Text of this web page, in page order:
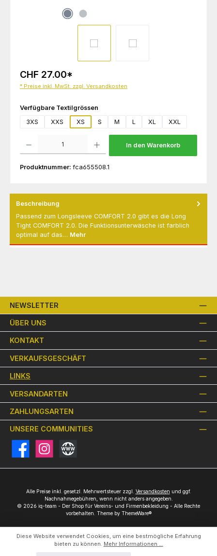
CHF 27.00*
* Preise inkl. MwSt. zzgl. Versandkosten
Verfügbare Textilgrössen
3XS
XXS XS S M L XL XXL
In den Warenkorb
Produktnummer: fca655508.1
Beschreibung
Passend zum Longsleeve COMFORT 2.0 gibt es die Long
Tight COMFORT 2.0. Die Funktionsunterwäsche ist farblich
optimal auf das… Mehr
NEWSLETTER
ÜBER UNS
KONTAKT
VERKAUFSGESCHÄFT
LINKS
VERSANDARTEN
ZAHLUNGSARTEN
UNSERE COMMUNITIES
FacebookInstagramWebsite
Alle Preise inkl. gesetzl. Mehrwertsteuer zzgl. Versandkosten und ggf.
Nachnahmegebühren, wenn nicht anders angegeben.
© 2026 iq-team - Der Shop für Vereins- und Firmenbekleidung - Alle Rechte
vorbehalten. Theme by ThemeWare®
Diese Website verwendet Cookies, um eine bestmögliche Erfahrung
bieten zu können. Mehr Informationen ...